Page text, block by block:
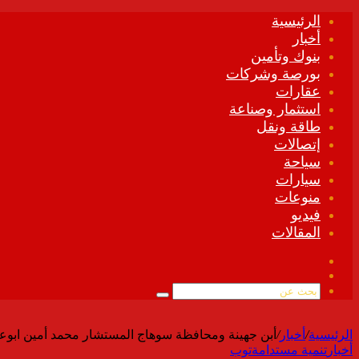
الرئيسية
أخبار
بنوك وتأمين
بورصة وشركات
عقارات
استثمار وصناعة
طاقة ونقل
إتصالات
سياحة
سيارات
منوعات
فيديو
المقالات
الموقع
بحث
الرئيسية/ أخبار/ أبن جهينة ومحافظة سوهاج المستشار محمد أمين
أخبار تنمية مستدامةتوب